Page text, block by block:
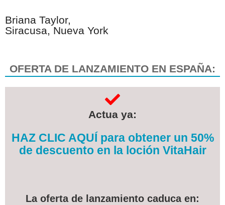
Briana Taylor,
Siracusa, Nueva York
OFERTA DE LANZAMIENTO EN ESPAÑA:
Actua ya:
HAZ CLIC AQUÍ para obtener un 50%
de descuento en la loción VitaHair
La oferta de lanzamiento caduca en: